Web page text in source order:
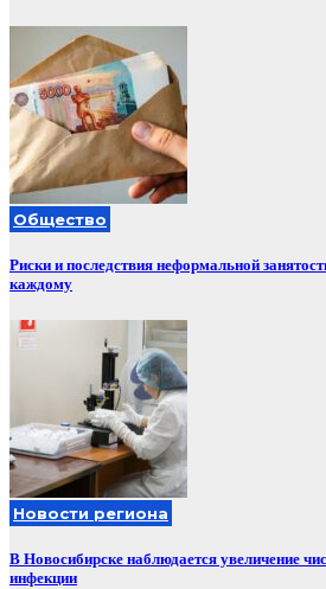
Общество
Риски и последствия неформальной
каждому
Новости региона
В Новосибирске наблюдается увеличение
инфекции